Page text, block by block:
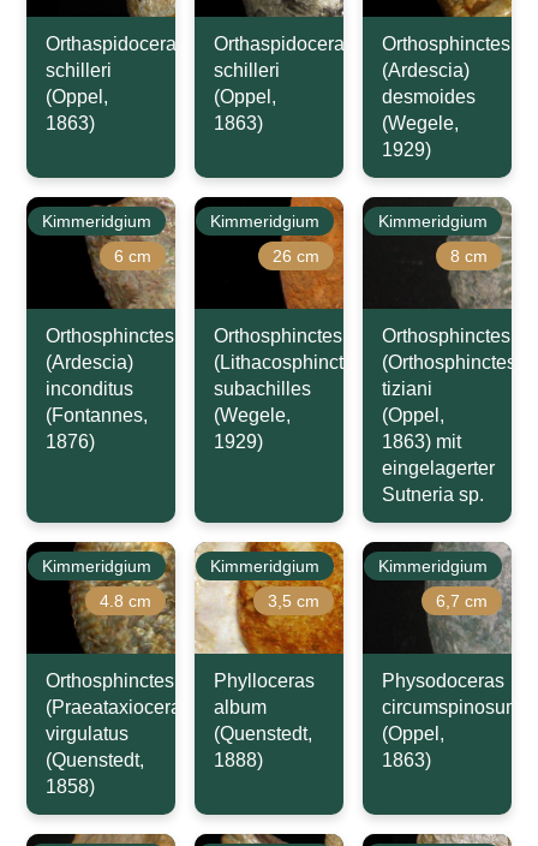
Orthaspidoceras
schilleri
(Oppel,
1863)
Orthaspidoceras
schilleri
(Oppel,
1863)
Orthosphinctes
(Ardescia)
desmoides
(Wegele,
1929)
Kimmeridgium
6 cm
Orthosphinctes
(Ardescia)
inconditus
(Fontannes,
1876)
Kimmeridgium
26 cm
Orthosphinctes
(Lithacosphinctes)
subachilles
(Wegele,
1929)
Kimmeridgium
8 cm
Orthosphinctes
(Orthosphinctes)
tiziani
(Oppel,
1863) mit
eingelagerter
Sutneria sp.
Kimmeridgium
4.8 cm
Orthosphinctes
(Praeataxioceras)
virgulatus
(Quenstedt,
1858)
Kimmeridgium
3,5 cm
Phylloceras
album
(Quenstedt,
1888)
Kimmeridgium
6,7 cm
Physodoceras
circumspinosum
(Oppel,
1863)